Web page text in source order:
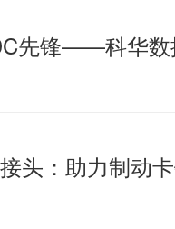
先锋——科华数
头：助力制动